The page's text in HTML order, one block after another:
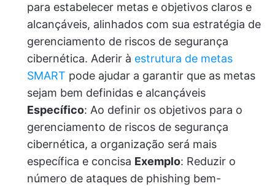
para estabelecer metas e objetivos claros e
alcançáveis, alinhados com sua estratégia de
gerenciamento de riscos de segurança
cibernética. Aderir à estrutura de metas
SMART pode ajudar a garantir que as metas
sejam bem definidas e alcançáveis
Específico: Ao definir os objetivos para o
gerenciamento de riscos de segurança
cibernética, a organização será mais
específica e concisa Exemplo: Reduzir o
número de ataques de phishing bem-